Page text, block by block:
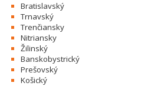
Bratislavský
Trnavský
Trenčiansky
Nitriansky
Žilinský
Banskobystrický
Prešovský
Košický